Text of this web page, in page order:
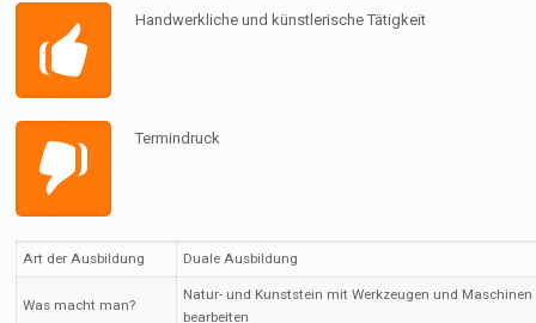
Handwerkliche und künstlerische Tätigkeit
Termindruck
Art der Ausbildung Duale Ausbildung
Was macht man?
Natur- und Kunststein mit Werkzeugen und Maschinen
bearbeiten